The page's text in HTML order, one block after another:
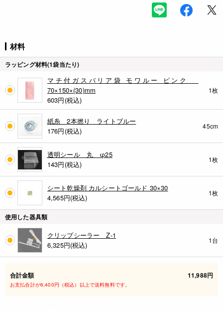
材料
ラッピング材料(1袋当たり)
マチ付ガスバリア袋 モワルー ピンク
70×150×(30)mm
603円(税込)
1枚
紙糸 2本撚り ライトブルー
176円(税込)
45cm
透明シール 丸 φ25
143円(税込)
1枚
シート乾燥剤 カルシートゴールド 30×30
4,565円(税込)
1枚
使用した器具類
クリップシーラー Z-1
6,325円(税込)
1台
合計金額 11,988円
お支払合計が6,400円（税込）以上で送料無料です。